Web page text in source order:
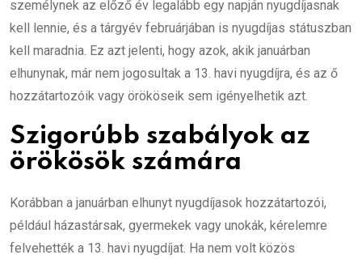
személynek az előző év legalább egy napján nyugdíjasnak
kell lennie, és a tárgyév februárjában is nyugdíjas státuszban
kell maradnia. Ez azt jelenti, hogy azok, akik januárban
elhunynak, már nem jogosultak a 13. havi nyugdíjra, és az ő
hozzátartozóik vagy örököseik sem igényelhetik azt.
Szigorúbb szabályok az
örökösök számára
Korábban a januárban elhunyt nyugdíjasok hozzátartozói,
például házastársak, gyermekek vagy unokák, kérelemre
felvehették a 13. havi nyugdíjat. Ha nem volt közös